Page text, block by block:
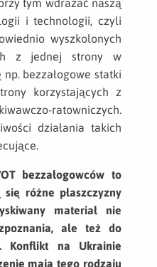
i technologii, czyli
wyszkolonych
z jednej strony w
bezzałogowe statki
korzystających z
ratowniczych.
działania takich
bezzałogowców to
różne płaszczyzny
materiał nie
ale też do
Konflikt na Ukrainie
mają tego rodzaju